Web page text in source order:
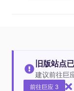
旧版站点
建议前往巨
前往巨应 3